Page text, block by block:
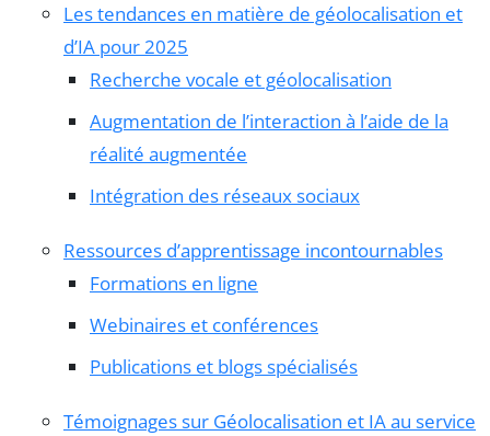
Les tendances en matière de géolocalisation et
d’IA pour 2025
Recherche vocale et géolocalisation
Augmentation de l’interaction à l’aide de la
réalité augmentée
Intégration des réseaux sociaux
Ressources d’apprentissage incontournables
Formations en ligne
Webinaires et conférences
Publications et blogs spécialisés
Témoignages sur Géolocalisation et IA au service